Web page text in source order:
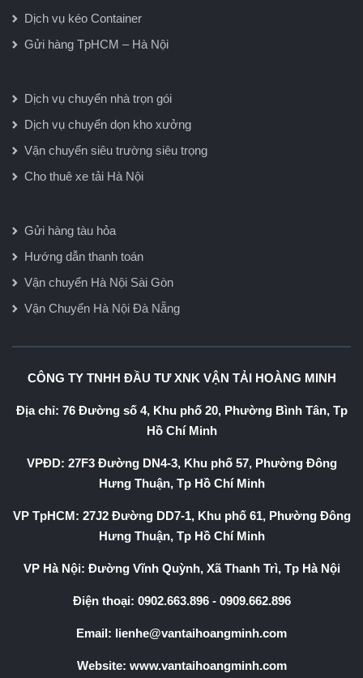
Dịch vụ kéo Container
Gửi hàng TpHCM – Hà Nội
Dịch vụ chuyển nhà trọn gói
Dịch vụ chuyển dọn kho xưởng
Vận chuyển siêu trường siêu trọng
Cho thuê xe tải Hà Nội
Gửi hàng tàu hỏa
Hướng dẫn thanh toán
Vận chuyển Hà Nội Sài Gòn
Vận Chuyển Hà Nội Đà Nẵng
CÔNG TY TNHH ĐẦU TƯ XNK VẬN TẢI HOÀNG MINH
Địa chỉ: 76 Đường số 4, Khu phố 20, Phường Bình Tân, Tp
Hồ Chí Minh
VPĐD: 27F3 Đường DN4-3, Khu phố 57, Phường Đông
Hưng Thuận, Tp Hồ Chí Minh
VP TpHCM: 27J2 Đường DD7-1, Khu phố 61, Phường Đông
Hưng Thuận, Tp Hồ Chí Minh
VP Hà Nội: Đường Vĩnh Quỳnh, Xã Thanh Trì, Tp Hà Nội
Điện thoại: 0902.663.896- 0909.662.896
Email: lienhe@vantaihoangminh.com
Website: www.vantaihoangminh.com